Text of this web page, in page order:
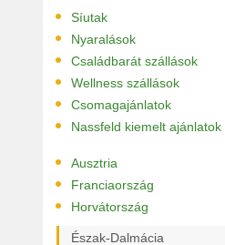
• Síutak
• Nyaralások
• Családbarát szállások
• Wellness szállások
• Csomagajánlatok
• Nassfeld kiemelt ajánlatok
• Ausztria
• Franciaország
• Horvátország
Észak-Dalmácia